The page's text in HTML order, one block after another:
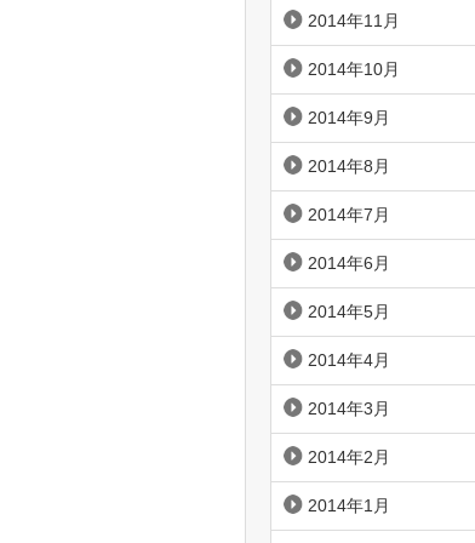
2014年11月
2014年10月
2014年9月
2014年8月
2014年7月
2014年6月
2014年5月
2014年4月
2014年3月
2014年2月
2014年1月